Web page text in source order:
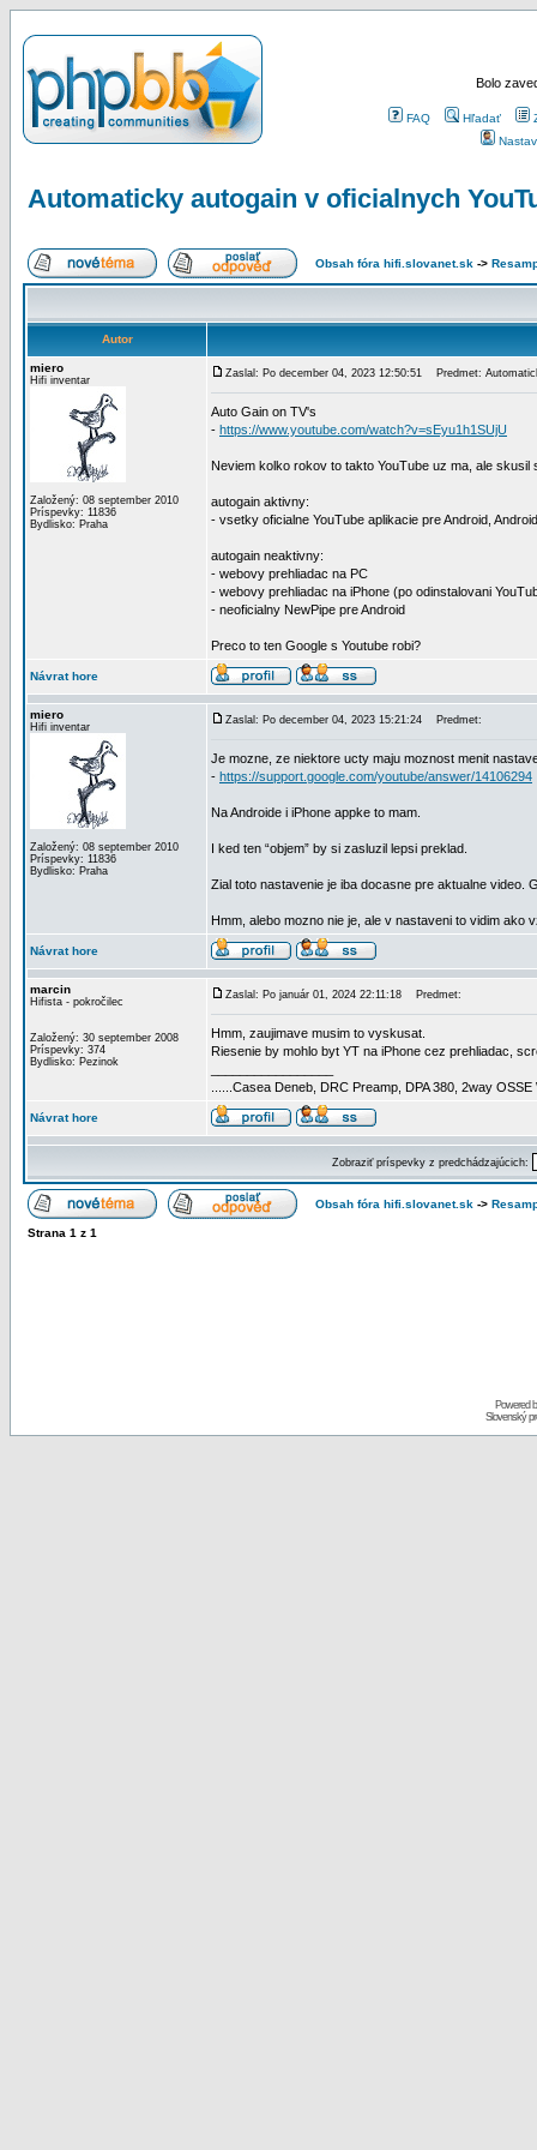
Bolo
FAQ Hľadať
Automaticky autogain v oficialnych
Obsah fóra hifi.slovanet.sk ->
Autor
miero
Hifi inventar
Založený: 08 september 2010
Príspevky: 11836
Bydlisko: Praha
Zaslal: Po december 04, 2023 12:50:51 Predmet:
Auto Gain on TV's
- https://www.youtube.com/watch?v=sEyu1h1SUjU
Neviem kolko rokov to takto YouTube uz ma, ale
autogain aktivny:
- vsetky oficialne YouTube aplikacie pre Android,
autogain neaktivny:
- webovy prehliadac na PC
- webovy prehliadac na iPhone (po odinstalovani
- neoficialny NewPipe pre Android
Preco to ten Google s Youtube robi?
Návrat hore
miero
Hifi inventar
Založený: 08 september 2010
Príspevky: 11836
Bydlisko: Praha
Zaslal: Po december 04, 2023 15:21:24 Predmet:
Je mozne, ze niektore ucty maju moznost menit
- https://support.google.com/youtube/answer/14106294
Na Androide i iPhone appke to mam.
I ked ten “objem” by si zasluzil lepsi preklad.
Zial toto nastavenie je iba docasne pre aktualne video.
Hmm, alebo mozno nie je, ale v nastaveni to vidim ako
Návrat hore
marcin
Hifista - pokročilec
Založený: 30 september 2008
Príspevky: 374
Bydlisko: Pezinok
Zaslal: Po január 01, 2024 22:11:18 Predmet:
Hmm, zaujimave musim to vyskusat.
Riesenie by mohlo byt YT na iPhone cez prehliadac,
......Casea Deneb, DRC Preamp, DPA 380, 2way
Návrat hore
Zobraziť príspevky z predchádzajúcich:
Obsah fóra hifi.slovanet.sk ->
Strana 1 z 1
Powered
Slovenský